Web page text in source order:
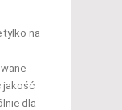
tylko na
jakość
dla